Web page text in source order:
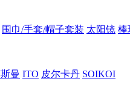
围巾/手套/帽子套装 太阳镜 棒
曼 ITO 皮尔卡丹 SOIKOI